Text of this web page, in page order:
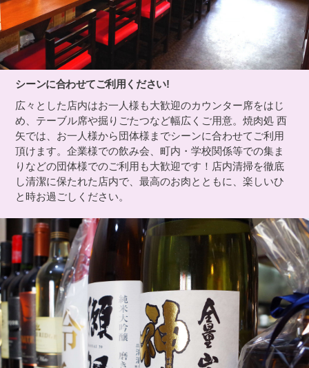
シーンに合わせてご利用ください!
広々とした店内はお一人様も大歓迎のカウンター席をはじ
め、テーブル席や掘りごたつなど幅広くご用意。焼肉処 西
矢では、お一人様から団体様までシーンに合わせてご利用
頂けます。企業様での飲み会、町内・学校関係等での集ま
りなどの団体様でのご利用も大歓迎です！店内清掃を徹底
し清潔に保たれた店内で、最高のお肉とともに、楽しいひ
と時お過ごしください。